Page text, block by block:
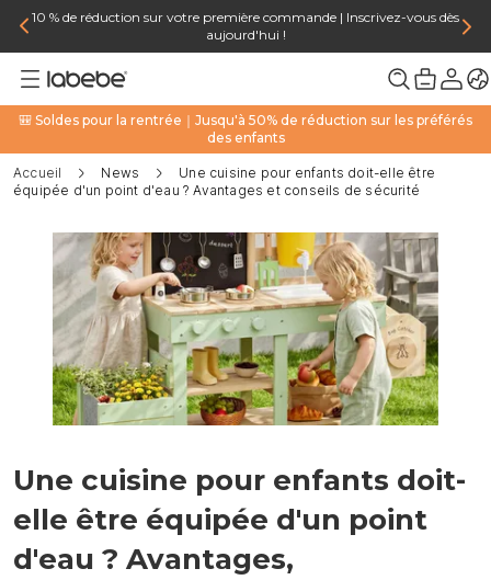
10 % de réduction sur votre première commande | Inscrivez-vous dès
aujourd'hui !
🎒 Soldes pour la rentrée｜Jusqu'à 50% de réduction sur les préférés
des enfants
Accueil News
Une cuisine pour enfants doit-elle être
équipée d'un point d'eau ? Avantages et conseils de sécurité
Une cuisine pour enfants doit-
elle être équipée d'un point
d'eau ? Avantages,